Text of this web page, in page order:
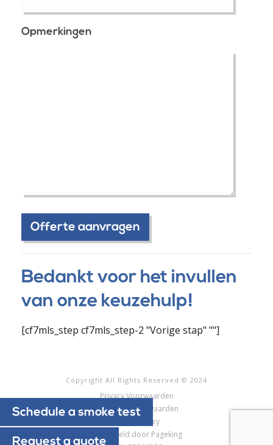
Request a quote
Schedule a smoke test
Opmerkingen
Bedankt voor het invullen
van onze keuzehulp!
[cf7mls_step cf7mls_step-2 "Vorige stap" ""]
Copyright All Rights Reserved © 2024
Privacy Voorwaarden
Algemene voorwaarden
Cookie Policy
Ontwikkeld door Pageking